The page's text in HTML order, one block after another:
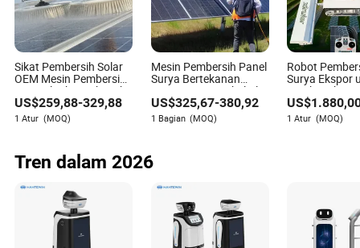
melampaui mesin—ini juga tentang membangun
infrastruktur manusia untuk mendukung kemajuan
robotika.
Sikat Pembersih Solar
OEM Mesin Pembersih
Fotovoltaik Pembersih
Panel Surya Berputar
Dua Disc
US$259,88-329,88
1 Atur (MOQ)
Mesin Pembersih Panel
Surya Bertekanan
Tinggi Tanpa Kabel Alat
Pembersih Surya
dengan Tiang
Teleskopik
US$325,67-380,92
1 Bagian (MOQ)
Robot
Surya Ekspor
Pembersihan
Stasiun Surya
Otomatis
US$
1 Atur (MOQ)
Tren dalam 2026